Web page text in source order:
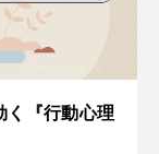
『行動心理